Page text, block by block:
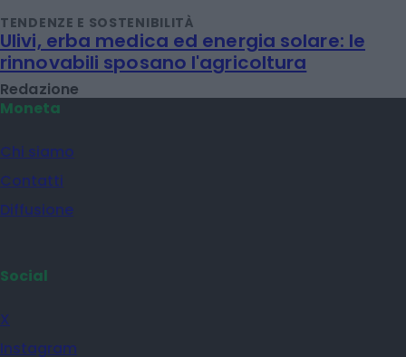
TENDENZE E SOSTENIBILITÀ
Ulivi, erba medica ed energia solare: le
rinnovabili sposano l'agricoltura
Moneta
Social